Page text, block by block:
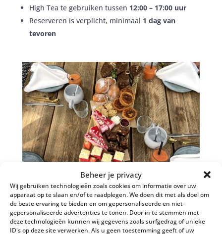
Beheer je privacy
Wij gebruiken technologieën zoals cookies om informatie over uw
apparaat op te slaan en/of te raadplegen. We doen dit met als doel om
de beste ervaring te bieden en om gepersonaliseerde en niet-
gepersonaliseerde advertenties te tonen. Door in te stemmen met
deze technologieën kunnen wij gegevens zoals surfgedrag of unieke
ID's op deze site verwerken. Als u geen toestemming geeft of uw
High Tea te gebruiken tussen 12:00 – 17:00 uur
Reserveren is verplicht, minimaal 1 dag van
tevoren